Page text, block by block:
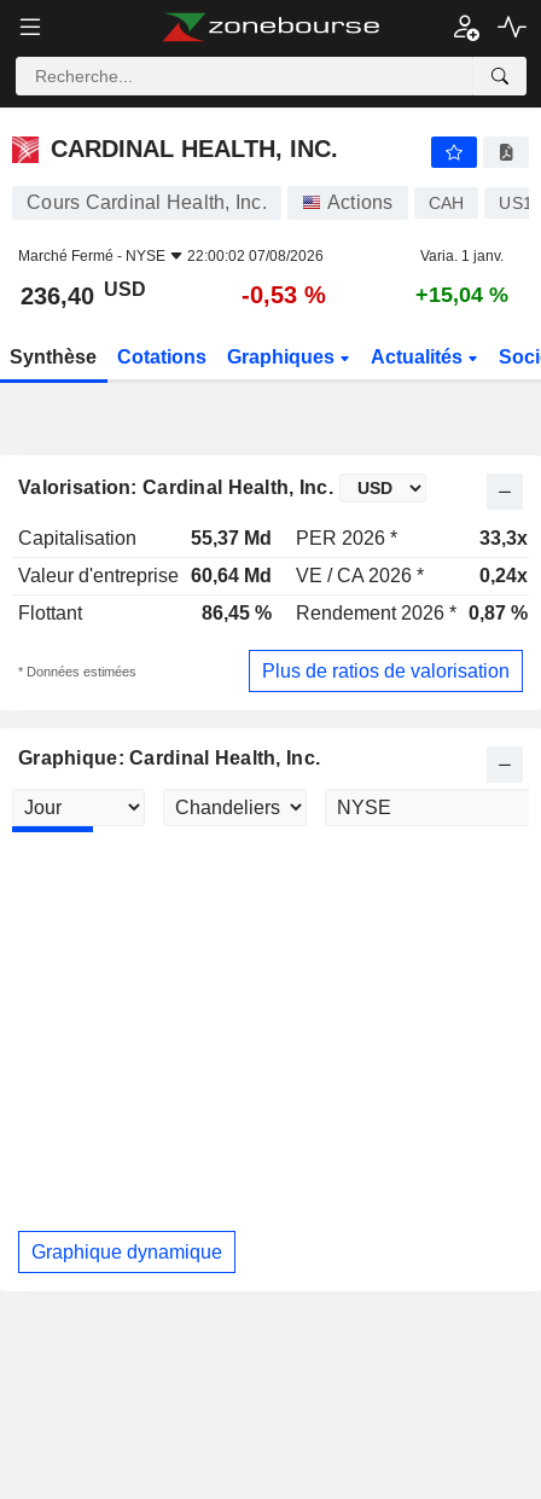
CARDINAL HEALTH, INC.
CARDINAL HEALTH, INC.
Cours Cardinal Health, Inc. Actions CAH
Marché Fermé - NYSE 22:00:02 07/08/2026 Varia. 1 janv.
236,40 USD -0,53 % +15,04 %
Synthèse Cotations Graphiques Actualités
Valorisation: Cardinal Health, Inc.
Capitalisation 55,37 Md PER 2026 *
33,3x
Valeur d'entreprise 60,64 Md VE / CA 2026 *
0,24x
Flottant
86,45 % Rendement 2026 * 0,87 %
* Données estimées Plus de ratios de valorisation
Graphique: Cardinal Health, Inc.
Graphique dynamique